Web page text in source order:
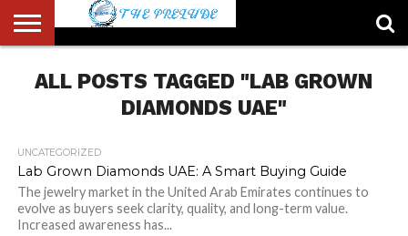
US
ACCOUNT
AUTHORS
LIST
FULL-
WIDTH
HOME
LATEST
NEWS
LOGIN
LOGOUT
MEMBERS
PASSWORD
RESET
REGISTER
SAMPLE
PAGE
TYPOGRAPHY
USER
ALL POSTS TAGGED "LAB GROWN
DIAMONDS UAE"
UNCATEGORIZED
Lab Grown Diamonds UAE: A Smart Buying Guide
The jewelry market in the United Arab Emirates continues to
evolve as buyers seek clarity, quality, and long-term value.
Increased awareness has...